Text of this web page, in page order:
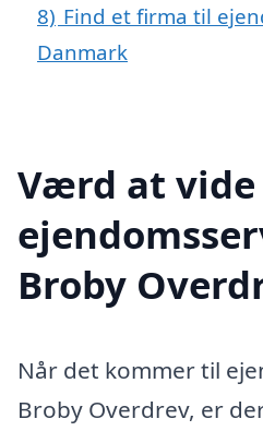
8) Find et firma til
Danmark
Værd at vide
Broby
Når det kommer til
Broby Overdrev, er